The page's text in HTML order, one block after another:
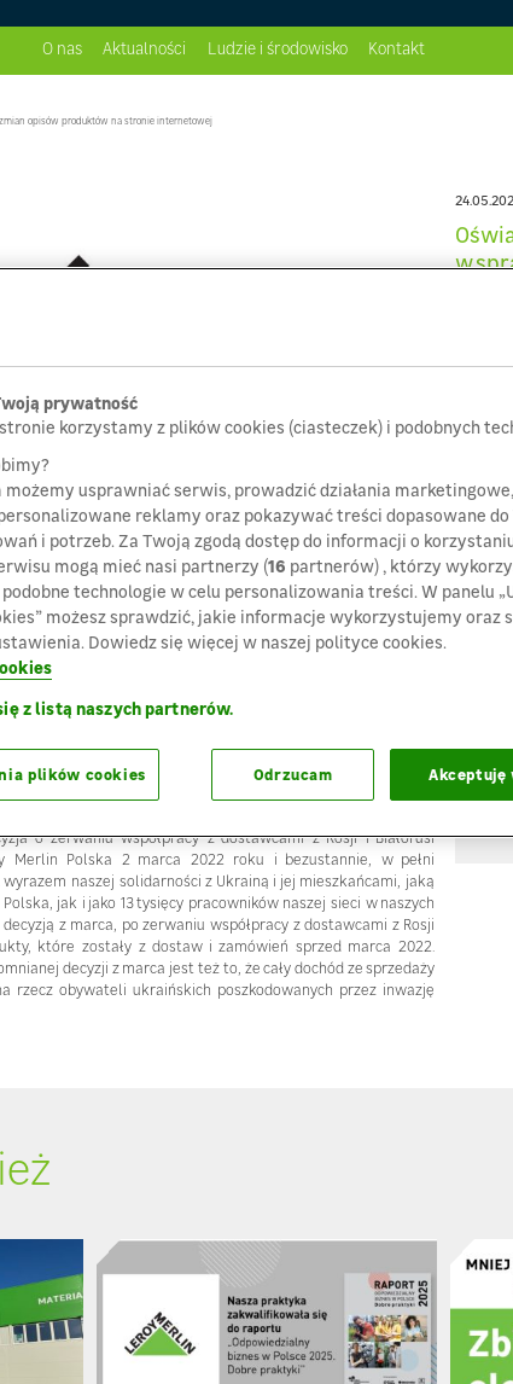
O nas
Zarząd
Aktualności Ludzie i środowisko Kontakt
opisów produktów na stronie internetowej
w
Warszawa, 24 maja 2022 r.
pochodzenia rosyjskiego i białoruskiego, które mamy
strony naszego pracownika. Uznał on, że skoro nie kupujemy
pochodzenia na Polskę. Produkt ten jest dostarczany również
przy tych samych parametrach technicznych. Opisy trzech
już skorygowane i zawierają właściwe informacje. Jest
nie powinna się ona zdarzyć. Naszym celem nie było
o zerwaniu współpracy z dostawcami z Rosji i Białorusi
Merlin Polska 2 marca 2022 roku i bezustannie, w pełni
wyrazem naszej solidarności z Ukrainą i jej mieszkańcami, jaką
jak i jako 13 tysięcy pracowników naszej sieci w naszych
z marca, po zerwaniu współpracy z dostawcami z Rosji
które zostały z dostaw i zamówień sprzed marca 2022.
decyzji z marca jest też to, że cały dochód ze sprzedaży
rzecz obywateli ukraińskich poszkodowanych przez inwazję
prywatność
korzystamy z plików cookies (ciasteczek) i podobnych
możemy usprawniać serwis, prowadzić działania
reklamy oraz pokazywać treści dopasowane
i potrzeb. Za Twoją zgodą dostęp do informacji o
mogą mieć nasi partnerzy (16 partnerów) , którzy
technologie w celu personalizowania treści. W panelu
możesz sprawdzić, jakie informacje wykorzystujemy oraz
Dowiedz się więcej w naszej polityce cookies.
z listą naszych partnerów.
plików cookies Odrzucam Akceptuję